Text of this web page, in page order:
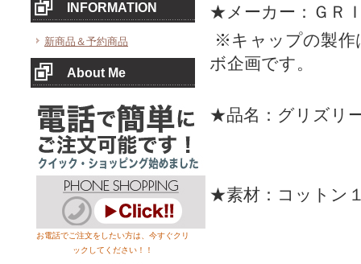
INFORMATION
新商品＆予約商品
About Me
お電話でご注文をしたい方は、今すぐクリ
ックしてください！！
★メーカー：ＧＲ
※キャップの製作
ボ企画です。
★品名：グリズリ
★素材：コットン